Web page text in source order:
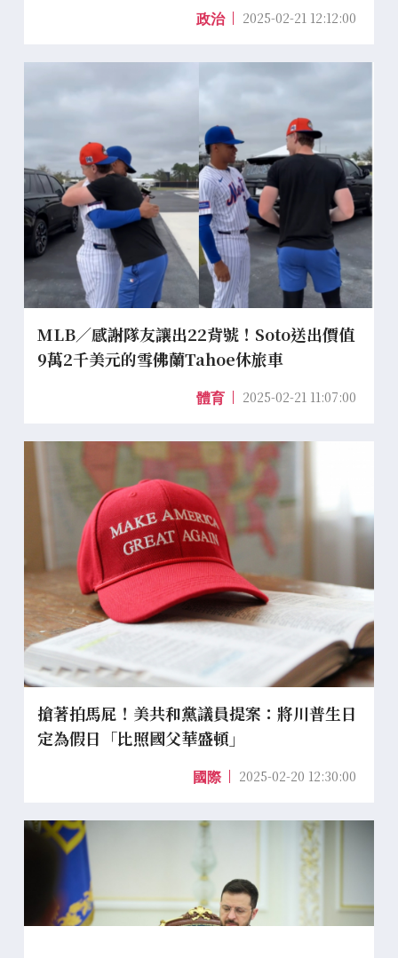
政治 2025-02-21 12:12:00
MLB／感謝隊友讓出22背號！Soto送出價值
9萬2千美元的雪佛蘭Tahoe休旅車
體育 2025-02-21 11:07:00
搶著拍馬屁！美共和黨議員提案：將川普生日
定為假日「比照國父華盛頓」
國際 2025-02-20 12:30:00